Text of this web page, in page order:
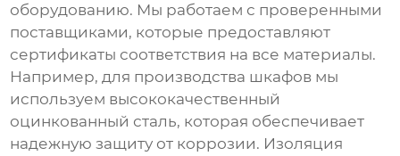
оборудованию. Мы работаем с проверенными
поставщиками, которые предоставляют
сертификаты соответствия на все материалы.
Например, для производства шкафов мы
используем высококачественный
оцинкованный сталь, которая обеспечивает
надежную защиту от коррозии. Изоляция